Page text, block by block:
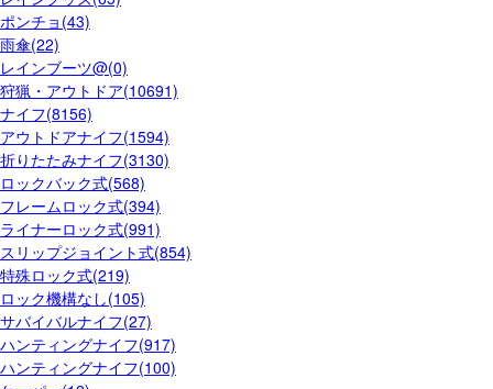
ポンチョ(43)
雨傘(22)
レインブーツ@(0)
狩猟・アウトドア(10691)
ナイフ(8156)
アウトドアナイフ(1594)
折りたたみナイフ(3130)
ロックバック式(568)
フレームロック式(394)
ライナーロック式(991)
スリップジョイント式(854)
特殊ロック式(219)
ロック機構なし(105)
サバイバルナイフ(27)
ハンティングナイフ(917)
ハンティングナイフ(100)